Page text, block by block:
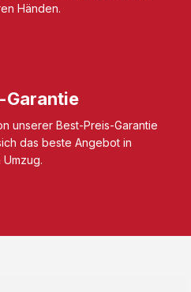
Händen.
Garantie
unserer Best-Preis-Garantie
das beste Angebot in